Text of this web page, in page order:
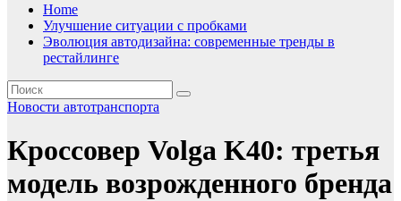
Home
Улучшение ситуации с пробками
Эволюция автодизайна: современные тренды в
рестайлинге
Новости автотранспорта
Кроссовер Volga K40: третья
модель возрожденного бренда